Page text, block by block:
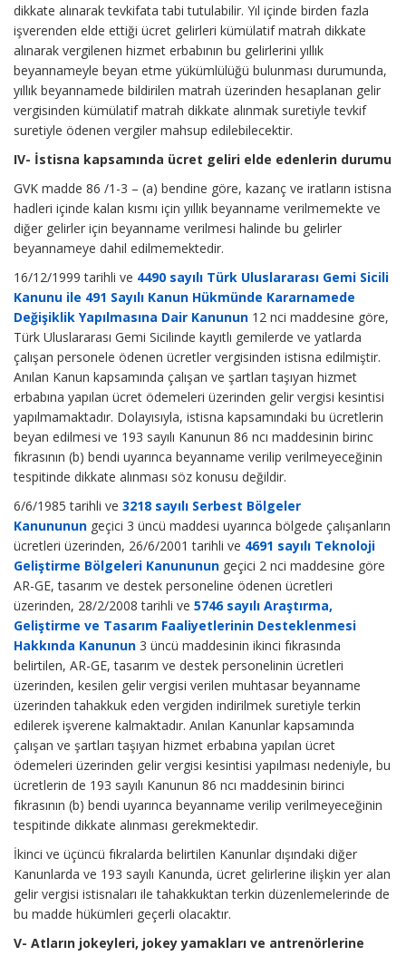
dikkate alınarak tevkifata tabi tutulabilir. Yıl içinde birden fazla
işverenden elde ettiği ücret gelirleri kümülatif matrah dikkate
alınarak vergilenen hizmet erbabının bu gelirlerini yıllık
beyannameyle beyan etme yükümlülüğü bulunması durumunda,
yıllık beyannamede bildirilen matrah üzerinden hesaplanan gelir
vergisinden kümülatif matrah dikkate alınmak suretiyle tevkif
suretiyle ödenen vergiler mahsup edilebilecektir.
IV- İstisna kapsamında ücret geliri elde edenlerin durumu
GVK madde 86 /1-3 – (a) bendine göre, kazanç ve iratların istisna
hadleri içinde kalan kısmı için yıllık beyanname verilmemekte ve
diğer gelirler için beyanname verilmesi halinde bu gelirler
beyannameye dahil edilmemektedir.
16/12/1999 tarihli ve 4490 sayılı Türk Uluslararası Gemi Sicili
Kanunu ile 491 Sayılı Kanun Hükmünde Kararnamede
Değişiklik Yapılmasına Dair Kanunun 12 nci maddesine göre,
Türk Uluslararası Gemi Sicilinde kayıtlı gemilerde ve yatlarda
çalışan personele ödenen ücretler vergisinden istisna edilmiştir.
Anılan Kanun kapsamında çalışan ve şartları taşıyan hizmet
erbabına yapılan ücret ödemeleri üzerinden gelir vergisi kesintisi
yapılmamaktadır. Dolayısıyla, istisna kapsamındaki bu ücretlerin
beyan edilmesi ve 193 sayılı Kanunun 86 ncı maddesinin birinc
fıkrasının (b) bendi uyarınca beyanname verilip verilmeyeceğinin
tespitinde dikkate alınması söz konusu değildir.
6/6/1985 tarihli ve 3218 sayılı Serbest Bölgeler
Kanununun geçici 3 üncü maddesi uyarınca bölgede çalışanların
ücretleri üzerinden, 26/6/2001 tarihli ve 4691 sayılı Teknoloji
Geliştirme Bölgeleri Kanununun geçici 2 nci maddesine göre
AR-GE, tasarım ve destek personeline ödenen ücretleri
üzerinden, 28/2/2008 tarihli ve 5746 sayılı Araştırma,
Geliştirme ve Tasarım Faaliyetlerinin Desteklenmesi
Hakkında Kanunun 3 üncü maddesinin ikinci fıkrasında
belirtilen, AR-GE, tasarım ve destek personelinin ücretleri
üzerinden, kesilen gelir vergisi verilen muhtasar beyanname
üzerinden tahakkuk eden vergiden indirilmek suretiyle terkin
edilerek işverene kalmaktadır. Anılan Kanunlar kapsamında
çalışan ve şartları taşıyan hizmet erbabına yapılan ücret
ödemeleri üzerinden gelir vergisi kesintisi yapılması nedeniyle, bu
ücretlerin de 193 sayılı Kanunun 86 ncı maddesinin birinci
fıkrasının (b) bendi uyarınca beyanname verilip verilmeyeceğinin
tespitinde dikkate alınması gerekmektedir.
İkinci ve üçüncü fıkralarda belirtilen Kanunlar dışındaki diğer
Kanunlarda ve 193 sayılı Kanunda, ücret gelirlerine ilişkin yer alan
gelir vergisi istisnaları ile tahakkuktan terkin düzenlemelerinde de
bu madde hükümleri geçerli olacaktır.
V- Atların jokeyleri, jokey yamakları ve antrenörlerine